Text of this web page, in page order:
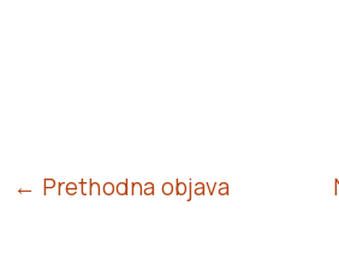
← Prethodna objava